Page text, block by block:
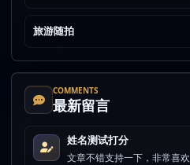
旅游随拍
COMMENTS
最新留言
姓名测试打分
文章不错支持一下，非常喜欢